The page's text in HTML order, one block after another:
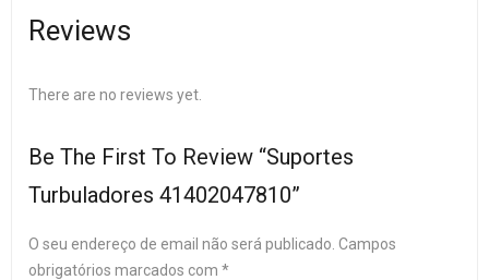
Reviews
There are no reviews yet.
Be The First To Review “Suportes
Turbuladores 41402047810”
O seu endereço de email não será publicado. Campos
obrigatórios marcados com *